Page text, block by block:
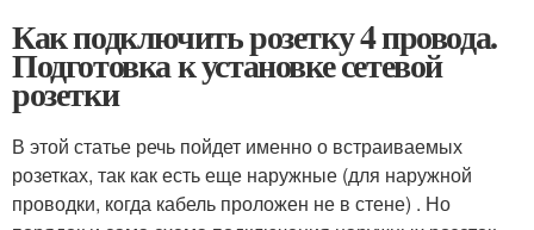
Как подключить розетку 4 провода.
Подготовка к установке сетевой
розетки
В этой статье речь пойдет именно о встраиваемых
розетках, так как есть еще наружные (для наружной
проводки, когда кабель проложен не в стене) . Но